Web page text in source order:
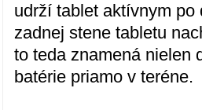
udrží tablet aktívnym
zadnej stene tabletu
to teda znamená nielen
batérie priamo v teréne.